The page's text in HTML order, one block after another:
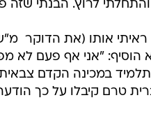
לרוץ. הבנתי שזה
ראיתי אותו (את הדוקר 
הוסיף: "אני אף פעם לא
במכינה הקדם צבאית
טרם קיבלו על כך